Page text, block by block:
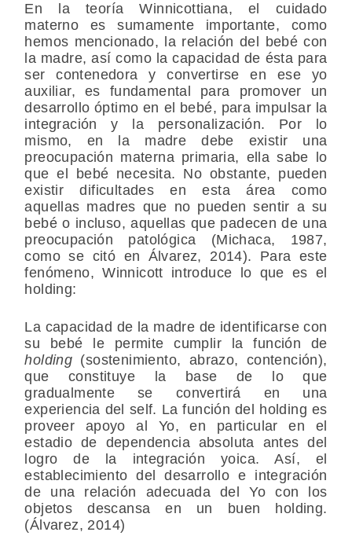
En la teoría Winnicottiana, el cuidado
materno es sumamente importante, como
hemos mencionado, la relación del bebé con
la madre, así como la capacidad de ésta para
ser contenedora y convertirse en ese yo
auxiliar, es fundamental para promover un
desarrollo óptimo en el bebé, para impulsar la
integración y la personalización. Por lo
mismo, en la madre debe existir una
preocupación materna primaria, ella sabe lo
que el bebé necesita. No obstante, pueden
existir dificultades en esta área como
aquellas madres que no pueden sentir a su
bebé o incluso, aquellas que padecen de una
preocupación patológica (Michaca, 1987,
como se citó en Álvarez, 2014). Para este
fenómeno, Winnicott introduce lo que es el
holding:
La capacidad de la madre de identificarse con
su bebé le permite cumplir la función de
holding (sostenimiento, abrazo, contención),
que constituye la base de lo que
gradualmente se convertirá en una
experiencia del self. La función del holding es
proveer apoyo al Yo, en particular en el
estadio de dependencia absoluta antes del
logro de la integración yoica. Así, el
establecimiento del desarrollo e integración
de una relación adecuada del Yo con los
objetos descansa en un buen holding.
(Álvarez, 2014)